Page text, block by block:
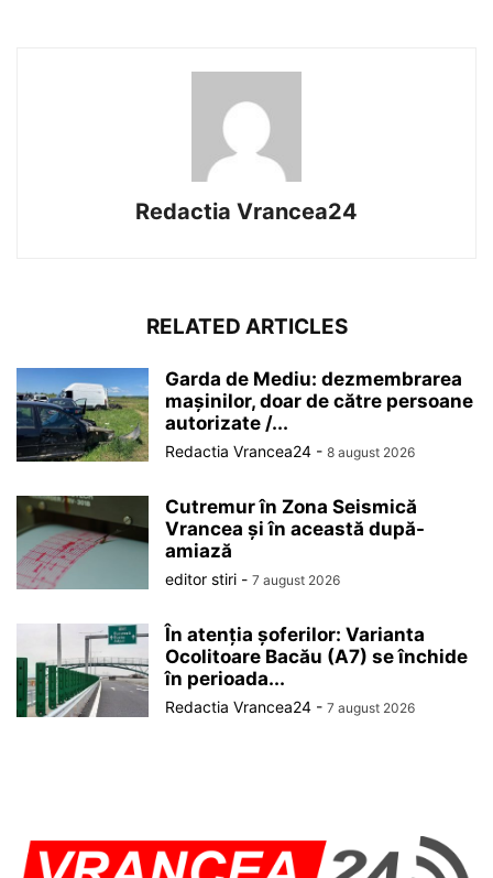
Redactia Vrancea24
RELATED ARTICLES
Garda de Mediu: dezmembrarea
mașinilor, doar de către persoane
autorizate /...
Redactia Vrancea24 - 8 august 2026
Cutremur în Zona Seismică
Vrancea și în această după-
amiază
editor stiri - 7 august 2026
În atenția șoferilor: Varianta
Ocolitoare Bacău (A7) se închide
în perioada...
Redactia Vrancea24 - 7 august 2026